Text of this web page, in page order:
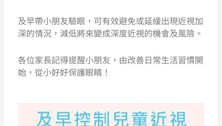
及早帶小朋友驗眼，可有效避免或延緩出現近視加
深的情況，減低將來變成深度近視的機會及風險。
各位家長記得提醒小朋友，由改善日常生活習慣開
始，從小好好保護眼睛！